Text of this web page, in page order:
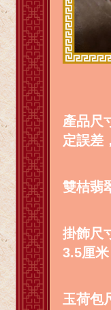
產品尺
定誤差
雙桔翡
掛飾尺
3.5厘米
玉荷包